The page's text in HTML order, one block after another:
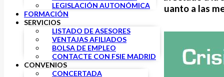
LEGISLACIÓN AUTONÓMICA
FORMACIÓN
SERVICIOS
LISTADO DE ASESORES
VENTAJAS AFILIADOS
BOLSA DE EMPLEO
CONTACTE CON FSIE MADRID
CONVENIOS
CONCERTADA
de todo lo que debes saber en cuanto a las